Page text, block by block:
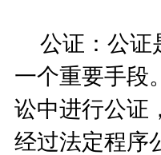
公证：公证
一个重要手段
讼中进行公证
经过法定程序